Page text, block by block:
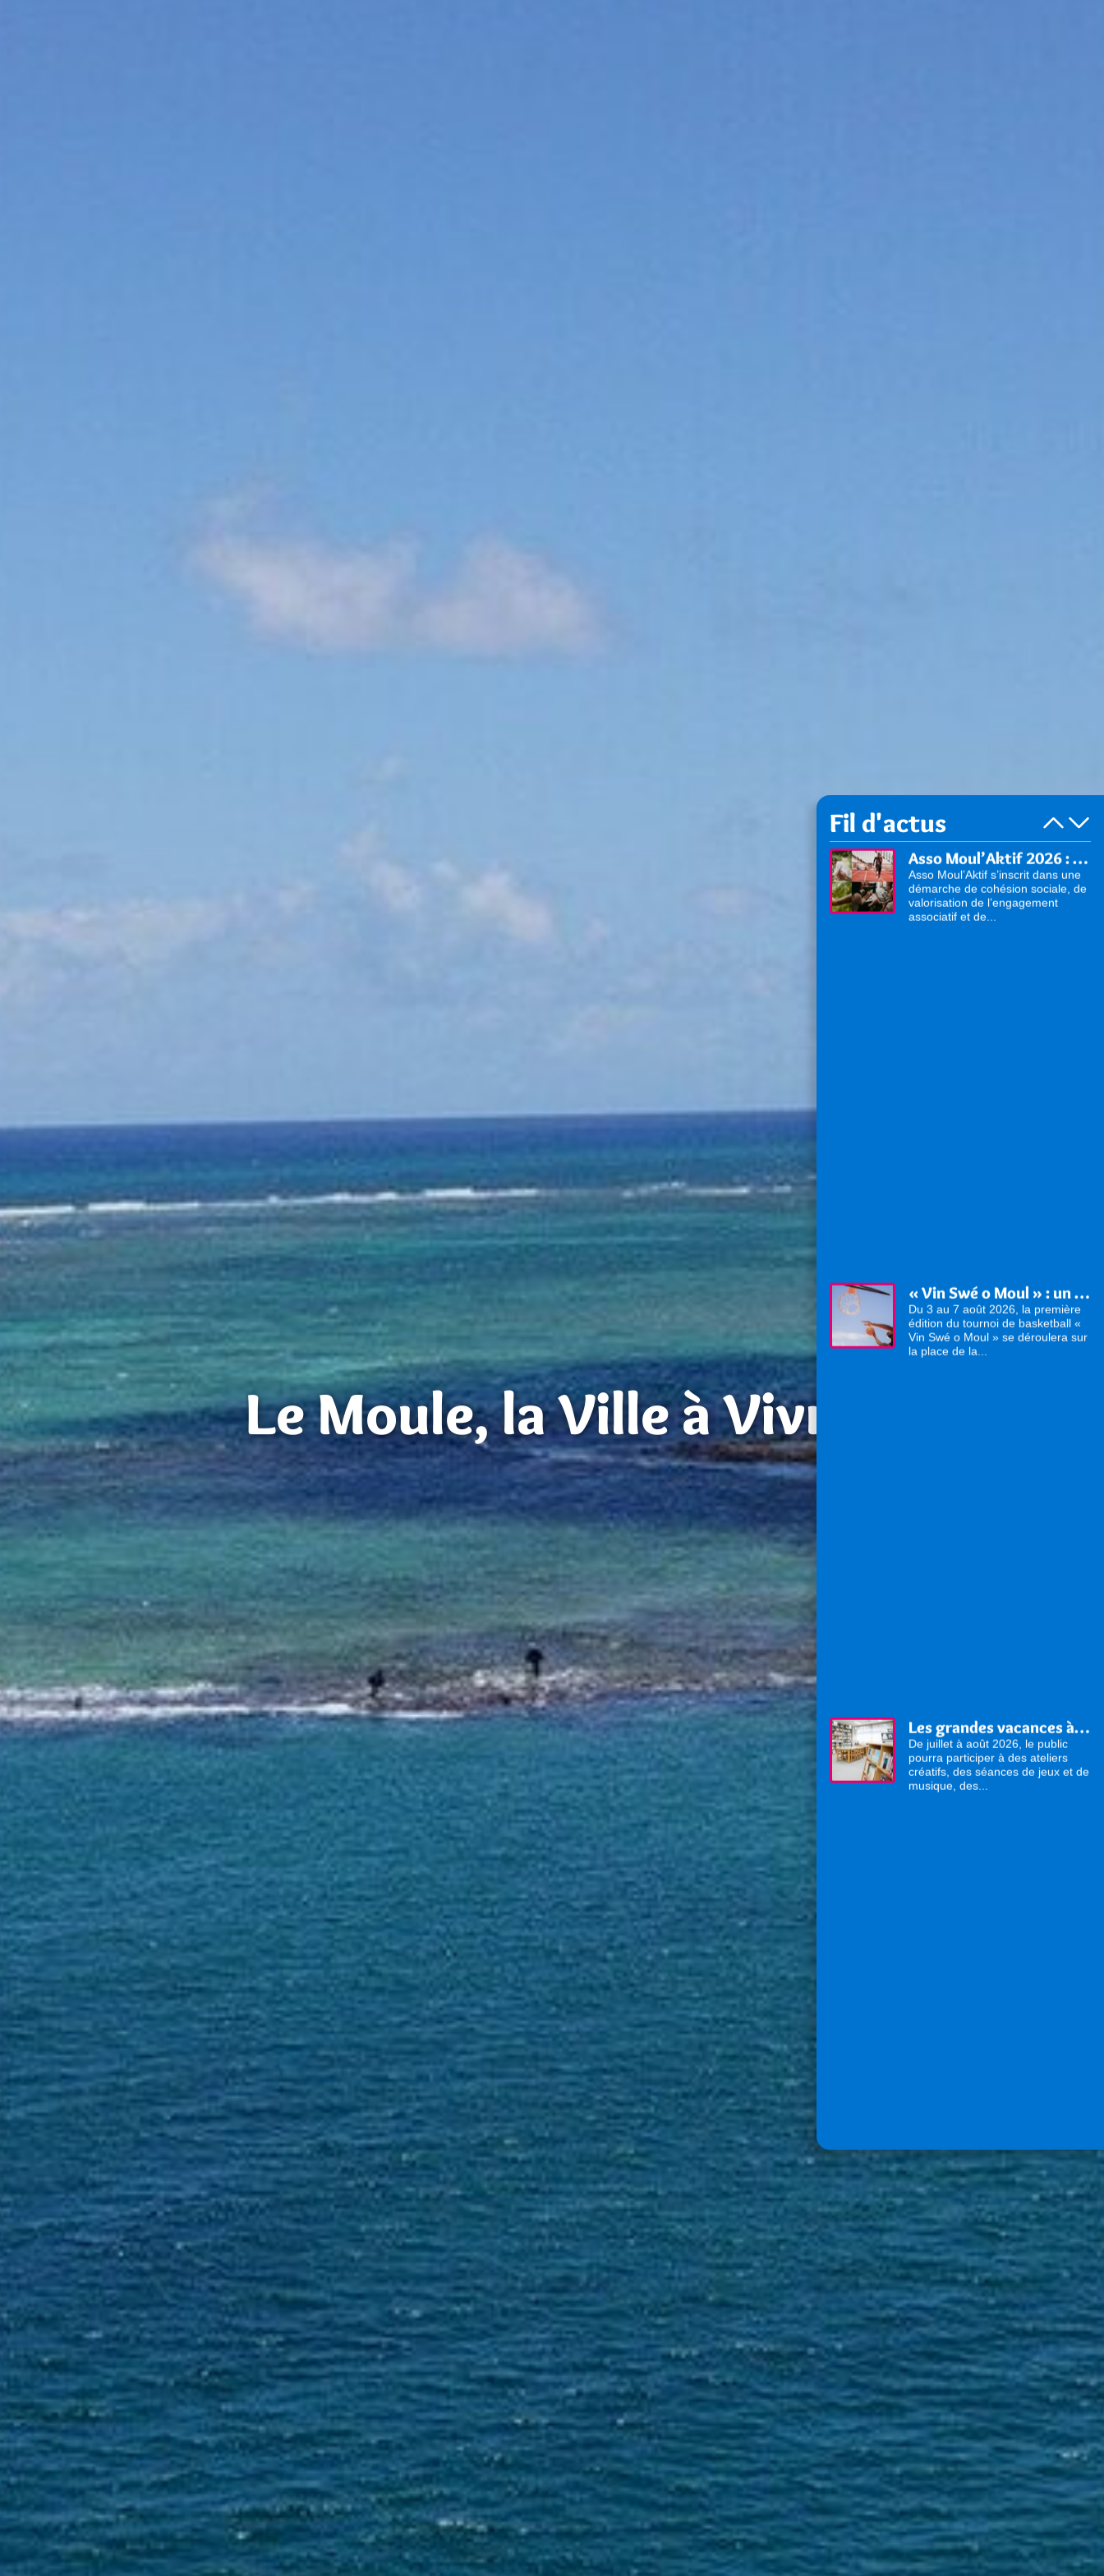
Le Moule, la Ville à Vivre
Fil d'actus
Asso Moul’Aktif 2026 : venez présenter vos activités !
Asso Moul’Aktif s’inscrit dans une
démarche de cohésion sociale, de
valorisation de l’engagement
associatif et de...
« Vin Swé o Moul » : un tournoi de basketball au cœur du Moule
Du 3 au 7 août 2026, la première
édition du tournoi de basketball «
Vin Swé o Moul » se déroulera sur
la place de la...
Les grandes vacances à la médiathèque !
De juillet à août 2026, le public
pourra participer à des ateliers
créatifs, des séances de jeux et de
musique, des...
Communiqué SINNOVAL
Le Président du SINNOVAL et
l’ensemble des membres du
Comité Syndical tiennent à
informer les administrés de la...